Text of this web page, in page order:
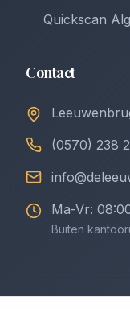
Quickscan
Contact
(0570) 238
Ma-Vr:
Buiten